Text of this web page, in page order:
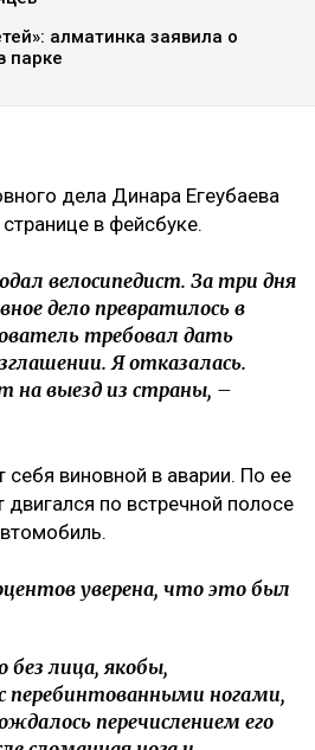
алматинка заявила о
парке
дела Динара Егеубаева
в фейсбуке.
велосипедист. За три дня
дело превратилось в
требовал дать
Я отказалась.
на выезд из страны, –
себя виновной в аварии. По ее
двигался по встречной полосе
уверена, что это был
без лица, якобы,
перебинтованными ногами,
перечислением его